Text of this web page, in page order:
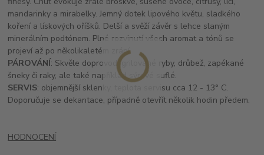
mandarinky a mirabelky. Jemný dotek lipového květu, sladkého
koření a lískových oříšků. Delší a svěží závěr s lehce slaným
minerálním podtónem. Plné rozvinutí všech aromat a tónů se
projeví až po několikaletém zrání.
PÁROVÁNÍ: Skvěle doprovodí grilované ryby, drůbež, zapékané
šneky či raky, ale také například sýrové suflé.
SERVIS: objemnější sklenky, teplota servisu cca 12 - 13° C.
Doporučuje se dekantace, případně otevřít několik hodin předem.
HODNOCENÍ